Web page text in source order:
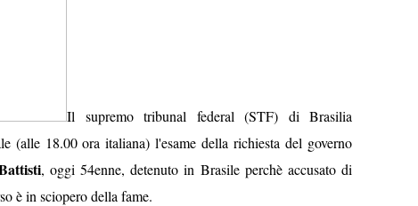
Il supremo tribunal federal (STF) di Brasilia
(alle 18.00 ora italiana) l'esame della richiesta del governo
, oggi 54enne, detenuto in Brasile perchè accusato di
è in sciopero della fame.